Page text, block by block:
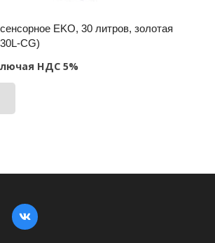
EKO, 30 литров, золотая
CG)
НДС 5%